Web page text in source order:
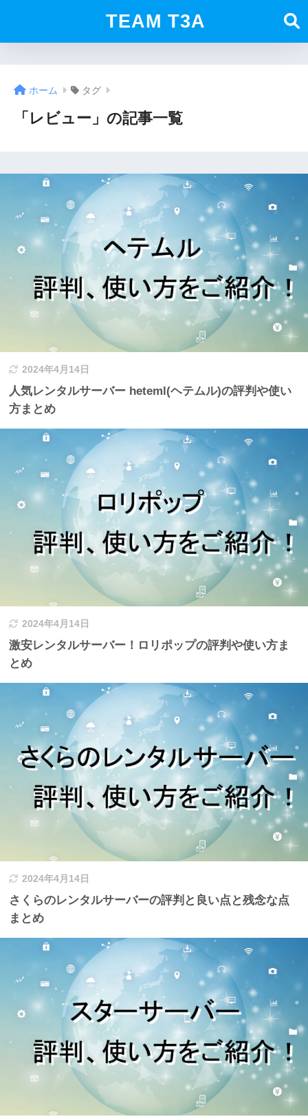
TEAM T3A
ホーム タグ
「レビュー」の記事一覧
2024年4月14日
人気レンタルサーバー heteml(ヘテムル)の評判や使い
方まとめ
2024年4月14日
激安レンタルサーバー！ロリポップの評判や使い方ま
とめ
2024年4月14日
さくらのレンタルサーバーの評判と良い点と残念な点
まとめ